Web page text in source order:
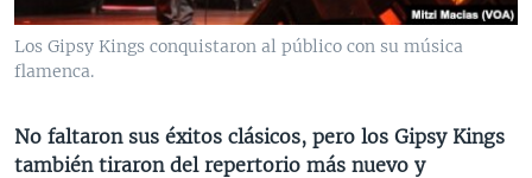
VENEZUELA
NICARAGUA
ECONOMÍA
DEPORTES
MULTIMEDIA
AUDIOS
PROGRAMAS TV
FORO INTERAMERICANO
AVANCE INFORMATIVO
DIRECT
Los Gipsy Kings conquistaron al público con su música
flamenca.
No faltaron sus éxitos clásicos, pero los Gipsy Kings
también tiraron del repertorio más nuevo y